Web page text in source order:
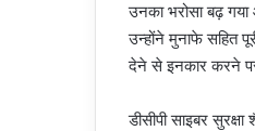
उनका भरोसा बढ़
उन्होंने मुनाफे सहित
देने से इनकार करने
डीसीपी साइबर